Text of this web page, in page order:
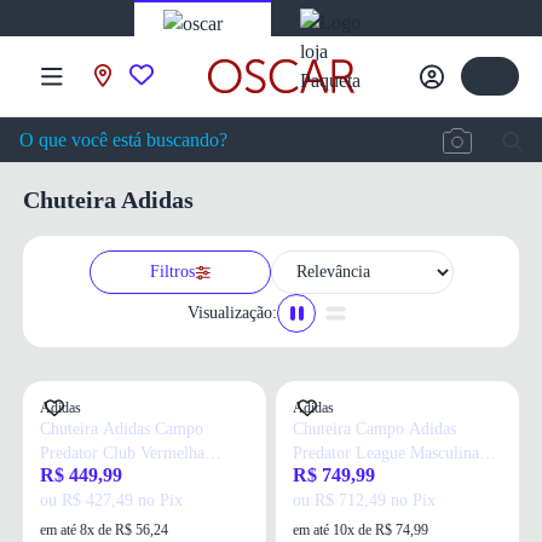
Chuteira Adidas
Filtros
Visualização:
Adidas
Chuteira Adidas Campo
Predator Club Vermelha
Masculina
R$ 449,99
ou R$ 427,49 no Pix
em até 8x de R$ 56,24
Adidas
Chuteira Campo Adidas
Predator League Masculina
Branca
R$ 749,99
ou R$ 712,49 no Pix
em até 10x de R$ 74,99